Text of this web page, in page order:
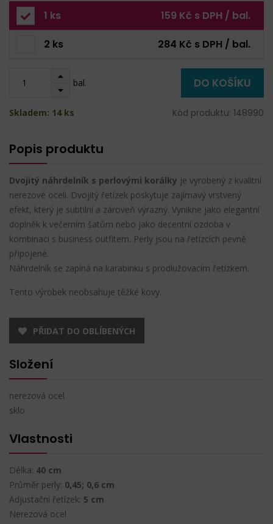
1 ks 159 Kč s DPH / bal.
2 ks 284 Kč s DPH / bal.
bal. DO KOŠÍKU
Skladem: 14 ks Kód produktu: 148990
Popis produktu
Dvojitý náhrdelník s perlovými korálky je vyrobený z kvalitní
nerezové oceli. Dvojitý řetízek poskytuje zajímavý vrstvený
efekt, který je subtilní a zároveň výrazný. Vynikne jako elegantní
doplněk k večerním šatům nebo jako decentní ozdoba v
kombinaci s business outfitem. Perly jsou na řetízcích pevně
připojené.
Náhrdelník se zapíná na karabinku s prodlužovacím řetízkem.
Tento výrobek neobsahuje těžké kovy.
PŘIDAT DO OBLÍBENÝCH
Složení
nerezová ocel
sklo
Vlastnosti
Délka: 40 cm
Průměr perly: 0,45; 0,6 cm
Adjustační řetízek: 5 cm
Nerezová ocel